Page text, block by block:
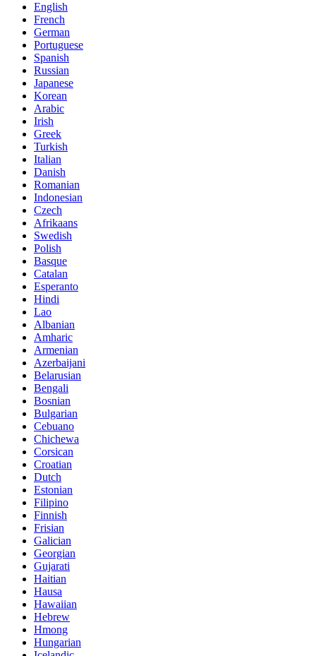
English
French
German
Portuguese
Spanish
Russian
Japanese
Korean
Arabic
Irish
Greek
Turkish
Italian
Danish
Romanian
Indonesian
Czech
Afrikaans
Swedish
Polish
Basque
Catalan
Esperanto
Hindi
Lao
Albanian
Amharic
Armenian
Azerbaijani
Belarusian
Bengali
Bosnian
Bulgarian
Cebuano
Chichewa
Corsican
Croatian
Dutch
Estonian
Filipino
Finnish
Frisian
Galician
Georgian
Gujarati
Haitian
Hausa
Hawaiian
Hebrew
Hmong
Hungarian